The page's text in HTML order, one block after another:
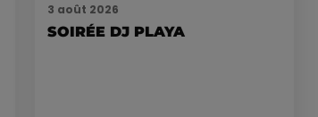
3 août 2026
SOIRÉE DJ PLAYA